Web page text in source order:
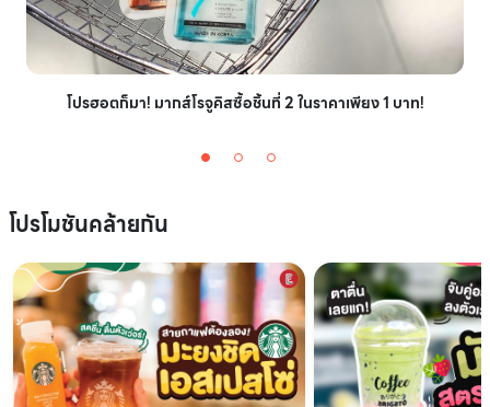
โปรฮอตก็มา! มากส์โรจูคิสซื้อชิ้นที่ 2 ในราคาเพียง 1 บาท!
โปรโมชันคล้ายกัน